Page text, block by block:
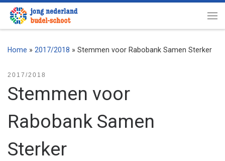
Ga naar inhoud
Home » 2017/2018 » Stemmen voor Rabobank Samen Sterker
2017/2018
Stemmen voor
Rabobank Samen
Sterker